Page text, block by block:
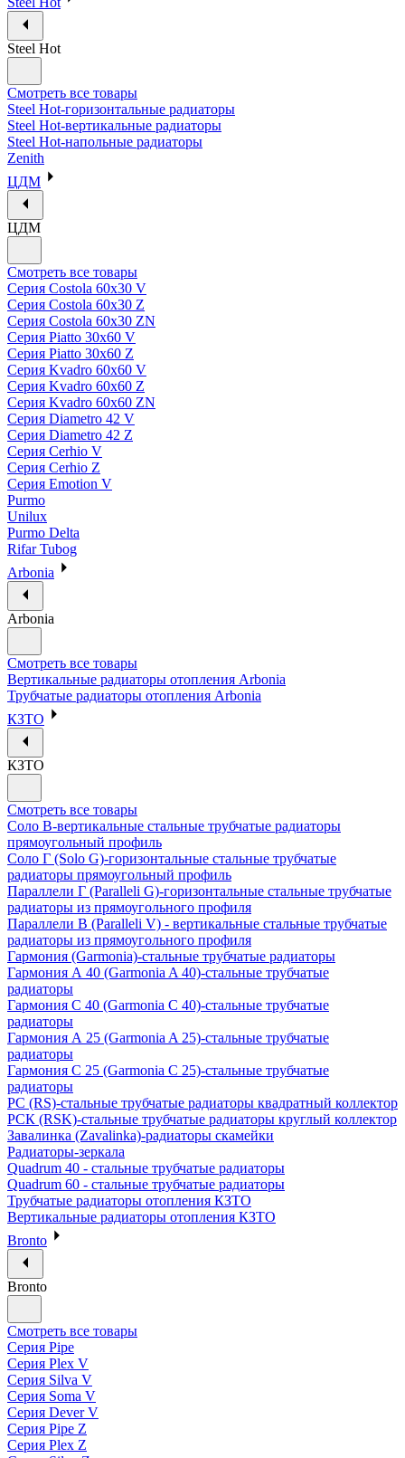
Steel Hot
Смотреть все товары
Steel Hot-горизонтальные радиаторы
Steel Hot-вертикальные радиаторы
Steel Hot-напольные радиаторы
Zenith
ЦДМ
ЦДМ
Смотреть все товары
Серия Costola 60х30 V
Серия Costola 60х30 Z
Серия Costola 60х30 ZN
Серия Piatto 30х60 V
Серия Piatto 30х60 Z
Серия Kvadro 60х60 V
Серия Kvadro 60х60 Z
Серия Kvadro 60х60 ZN
Серия Diametro 42 V
Серия Diametro 42 Z
Серия Cerhio V
Серия Cerhio Z
Серия Emotion V
Purmo
Unilux
Purmo Delta
Rifar Tubog
Arbonia
Arbonia
Смотреть все товары
Вертикальные радиаторы отопления Arbonia
Трубчатые радиаторы отопления Arbonia
КЗТО
КЗТО
Смотреть все товары
Соло В-вертикальные стальные трубчатые радиаторы
прямоугольный профиль
Соло Г (Solo G)-горизонтальные стальные трубчатые
радиаторы прямоугольный профиль
Параллели Г (Paralleli G)-горизонтальные стальные трубчатые
радиаторы из прямоугольного профиля
Параллели В (Paralleli V) - вертикальные стальные трубчатые
радиаторы из прямоугольного профиля
Гармония (Garmonia)-стальные трубчатые радиаторы
Гармония А 40 (Garmonia A 40)-стальные трубчатые
радиаторы
Гармония С 40 (Garmonia C 40)-стальные трубчатые
радиаторы
Гармония А 25 (Garmonia A 25)-стальные трубчатые
радиаторы
Гармония С 25 (Garmonia C 25)-стальные трубчатые
радиаторы
РС (RS)-стальные трубчатые радиаторы квадратный коллектор
РСК (RSK)-стальные трубчатые радиаторы круглый коллектор
Завалинка (Zavalinka)-радиаторы скамейки
Радиаторы-зеркала
Quadrum 40 - стальные трубчатые радиаторы
Quadrum 60 - стальные трубчатые радиаторы
Трубчатые радиаторы отопления КЗТО
Вертикальные радиаторы отопления КЗТО
Bronto
Bronto
Смотреть все товары
Серия Pipe
Серия Plex V
Серия Silva V
Серия Soma V
Серия Dever V
Серия Pipe Z
Серия Plex Z